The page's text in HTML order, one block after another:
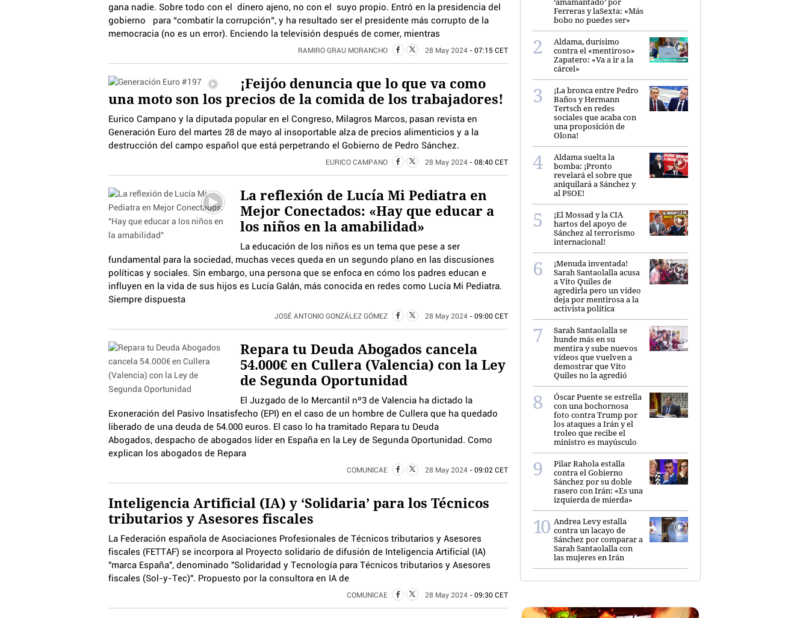
gana nadie. Sobre todo con el dinero ajeno, no con el suyo propio. Entró en la presidencia del
gobierno para “combatir la corrupción”, y ha resultado ser el presidente más corrupto de la
memocracia (no es un error). Enciendo la televisión después de comer, mientras
RAMIRO GRAU MORANCHO 28 May 2024 - 07:15 CET
¡Feijóo denuncia que lo que va como
una moto son los precios de la comida de los trabajadores!
Eurico Campano y la diputada popular en el Congreso, Milagros Marcos, pasan revista en
Generación Euro del martes 28 de mayo al insoportable alza de precios alimenticios y a la
destrucción del campo español que está perpetrando el Gobierno de Pedro Sánchez.
EURICO CAMPANO 28 May 2024 - 08:40 CET
La reflexión de Lucía Mi Pediatra en
Mejor Conectados: «Hay que educar a
los niños en la amabilidad»
La educación de los niños es un tema que pese a ser
fundamental para la sociedad, muchas veces queda en un segundo plano en las discusiones
políticas y sociales. Sin embargo, una persona que se enfoca en cómo los padres educan e
influyen en la vida de sus hijos es Lucía Galán, más conocida en redes como Lucía Mi Pediatra.
Siempre dispuesta
JOSÉ ANTONIO GONZÁLEZ GÓMEZ 28 May 2024 - 09:00 CET
Repara tu Deuda Abogados cancela
54.000€ en Cullera (Valencia) con la Ley
de Segunda Oportunidad
El Juzgado de lo Mercantil nº3 de Valencia ha dictado la
Exoneración del Pasivo Insatisfecho (EPI) en el caso de un hombre de Cullera que ha quedado
liberado de una deuda de 54.000 euros. El caso lo ha tramitado Repara tu Deuda
Abogados, despacho de abogados líder en España en la Ley de Segunda Oportunidad. Como
explican los abogados de Repara
COMUNICAE 28 May 2024 - 09:02 CET
Inteligencia Artificial (IA) y ‘Solidaria’ para los Técnicos
tributarios y Asesores fiscales
La Federación española de Asociaciones Profesionales de Técnicos tributarios y Asesores
fiscales (FETTAF) se incorpora al Proyecto solidario de difusión de Inteligencia Artificial (IA)
"marca España", denominado "Solidaridad y Tecnología para Técnicos tributarios y Asesores
fiscales (Sol-y-Tec)". Propuesto por la consultora en IA de
COMUNICAE 28 May 2024 - 09:30 CET
Ferreras y laSexta: «Más
bobo no puedes ser»
Aldama, durísimo
contra el «mentiroso»
Zapatero: «Va a ir a la
cárcel»
¡La bronca entre Pedro
Baños y Hermann
Tertsch en redes
sociales que acaba con
una proposición de
Olona!
Aldama suelta la
bomba: ¡Pronto
revelará el sobre que
aniquilará a Sánchez y
al PSOE!
¡El Mossad y la CIA
hartos del apoyo de
Sánchez al terrorismo
internacional!
¡Menuda inventada!
Sarah Santaolalla acusa
a Vito Quiles de
agredirla pero un vídeo
deja por mentirosa a la
activista política
Sarah Santaolalla se
hunde más en su
mentira y sube nuevos
vídeos que vuelven a
demostrar que Vito
Quiles no la agredió
Óscar Puente se estrella
con una bochornosa
foto contra Trump por
los ataques a Irán y el
troleo que recibe el
ministro es mayúsculo
Pilar Rahola estalla
contra el Gobierno
Sánchez por su doble
rasero con Irán: «Es una
izquierda de mierda»
Andrea Levy estalla
contra un lacayo de
Sánchez por comparar a
Sarah Santaolalla con
las mujeres en Irán